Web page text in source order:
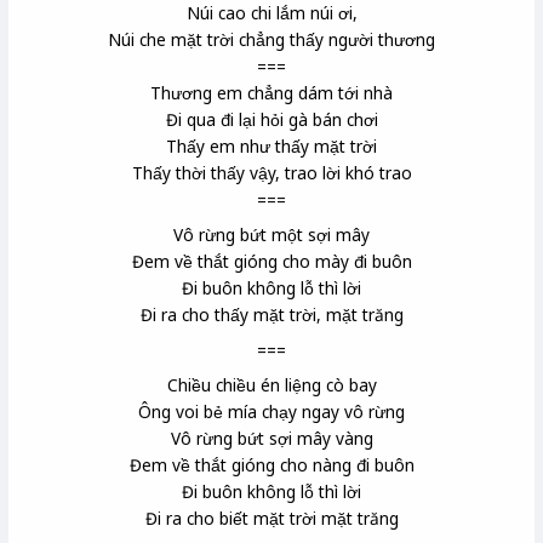
Núi cao chi lắm núi ơi,
Núi che mặt trời chẳng thấy người thương
===
Thương em chẳng dám tới nhà
Đi qua đi lại hỏi gà bán chơi
Thấy em như thấy mặt trời
Thấy thời thấy vậy, trao lời khó trao
===
Vô rừng bứt một sợi mây
Đem về thắt gióng cho mày đi buôn
Đi buôn không lỗ thì lời
Đi ra cho thấy mặt trời, mặt trăng
===
Chiều chiều én liệng cò bay
Ông voi bẻ mía chạy ngay vô rừng
Vô rừng bứt sợi mây vàng
Đem về thắt gióng cho nàng đi buôn
Đi buôn không lỗ thì lời
Đi ra cho biết mặt trời mặt trăng